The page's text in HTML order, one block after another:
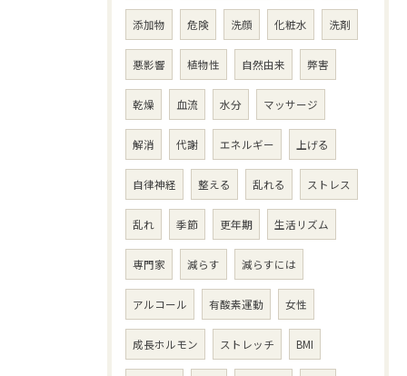
添加物 危険 洗顔 化粧水 洗剤
悪影響 植物性 自然由来 弊害
乾燥 血流 水分 マッサージ
解消 代謝 エネルギー 上げる
自律神経 整える 乱れる ストレス
乱れ 季節 更年期 生活リズム
専門家 減らす 減らすには
アルコール 有酸素運動 女性
成長ホルモン ストレッチ BMI